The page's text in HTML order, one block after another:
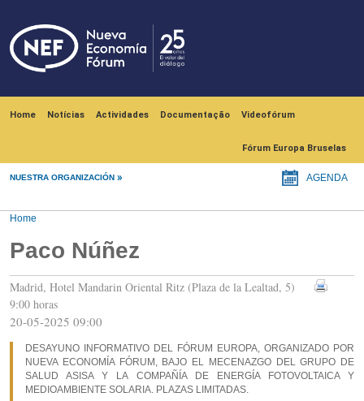
Home Notícias Actividades Documentação Videofórum
Fórum Europa Bruselas
NUESTRA ORGANIZACIÓN AGENDA
Home
Paco Núñez
Madrid, Hotel Mandarin Oriental Ritz (Plaza de la Lealtad, 5)
9:00 horas
20-05-2025 09:00
DESAYUNO INFORMATIVO DEL FÓRUM EUROPA, ORGANIZADO POR
NUEVA ECONOMÍA FÓRUM, BAJO EL MECENAZGO DEL GRUPO DE
SALUD ASISA Y LA COMPAÑÍA DE ENERGÍA FOTOVOLTAICA Y
MEDIOAMBIENTE SOLARIA. PLAZAS LIMITADAS.